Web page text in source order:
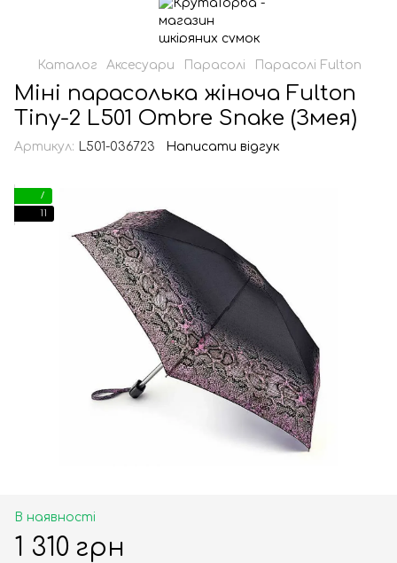
Каталог Аксесуари Парасолі Парасолі Fulton
Міні парасолька жіноча Fulton
Tiny-2 L501 Ombre Snake (Змея)
Артикул: L501-036723 Написати відгук
7
11
В наявності
1 310 грн